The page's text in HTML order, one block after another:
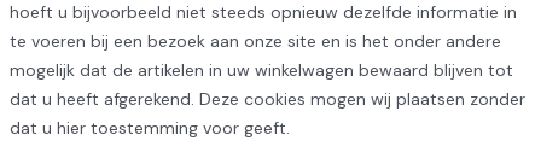
hoeft u bijvoorbeeld niet steeds opnieuw dezelfde informatie in
te voeren bij een bezoek aan onze site en is het onder andere
mogelijk dat de artikelen in uw winkelwagen bewaard blijven tot
dat u heeft afgerekend. Deze cookies mogen wij plaatsen zonder
dat u hier toestemming voor geeft.